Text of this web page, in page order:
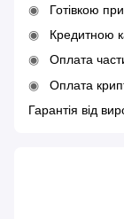
Готівкою
Кредитною
Оплата
Оплата
Гарантія від